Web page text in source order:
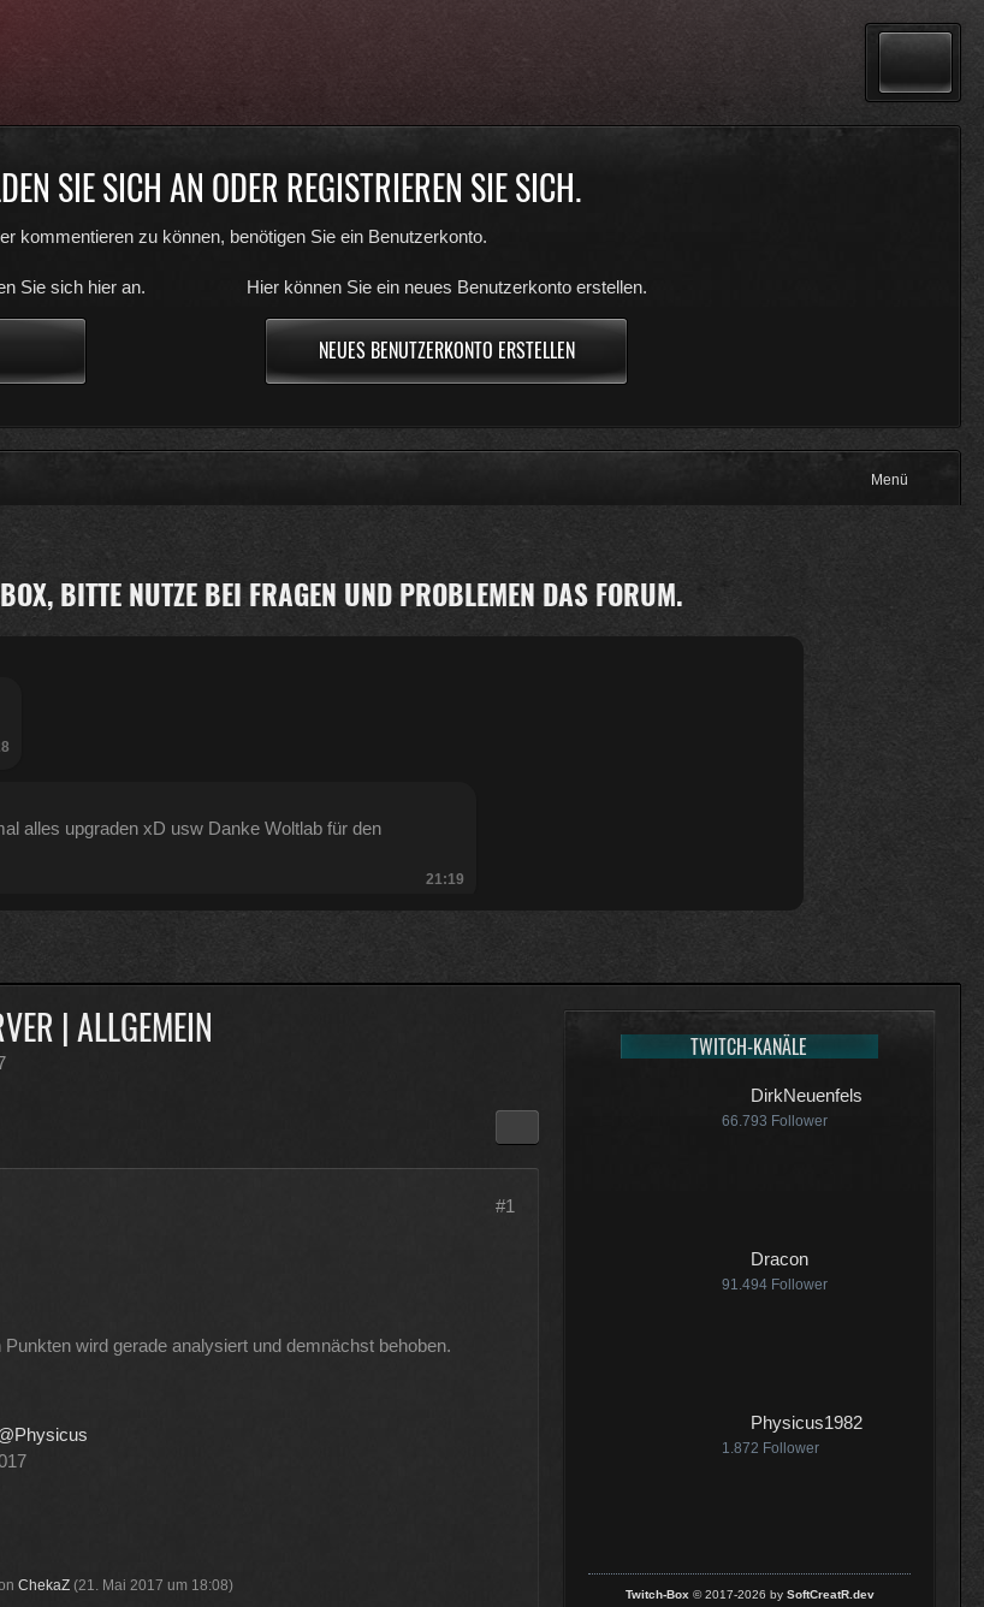
SIE SICH AN ODER REGISTRIEREN SIE SICH.
kommentieren zu können, benötigen Sie ein Benutzerkonto.
Sie sich hier an. Hier können Sie ein neues Benutzerkonto erstellen.
NEUES BENUTZERKONTO ERSTELLEN
Menü
BITTE NUTZE BEI FRAGEN UND PROBLEMEN DAS FORUM.
alles upgraden xD usw Danke Woltlab für den
21:19
alles an geld zusammen was ich auftreiben kann .
und Designs auch so um locker flockig 50-60 €
gezogen wird
2 Jahre das Forum Update kauft kostet es nur die
| ALLGEMEIN
#1
wird gerade analysiert und demnächst behoben.
ChekaZ(21. Mai 2017 um 18:08)
TWITCH-KANÄLE
DirkNeuenfels
66.793 Follower
Dracon
91.494 Follower
Physicus1982
1.872 Follower
Twitch-Box © 2017-2026 by SoftCreatR.dev